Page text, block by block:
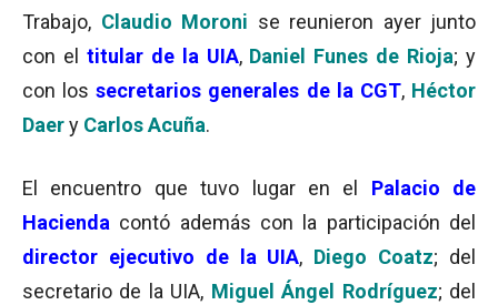
Trabajo, Claudio Moroni se reunieron ayer junto
con el titular de la UIA, Daniel Funes de Rioja; y
con lossecretarios generales de la CGT, Héctor
Daery Carlos Acuña.
El encuentro que tuvo lugar en el Palacio de
Hacienda contó además con la participación del
director ejecutivo de la UIA, Diego Coatz; del
secretario de la UIA, Miguel Ángel Rodríguez; del